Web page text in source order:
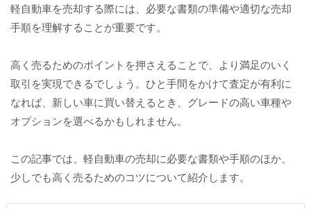
軽自動車を売却する際には、必要な書類の準備や適切な売却
手順を理解することが重要です。
高く売るためのポイントを押さえることで、より満足のいく
取引を実現できるでしょう。ひと手間をかけて査定が有利に
なれば、新しい車に買い替えるとき、グレードの高い車種や
オプションを選べるかもしれません。
この記事では、軽自動車の売却に必要な書類や手順のほか、
少しでも高く売るためのコツについて紹介します。